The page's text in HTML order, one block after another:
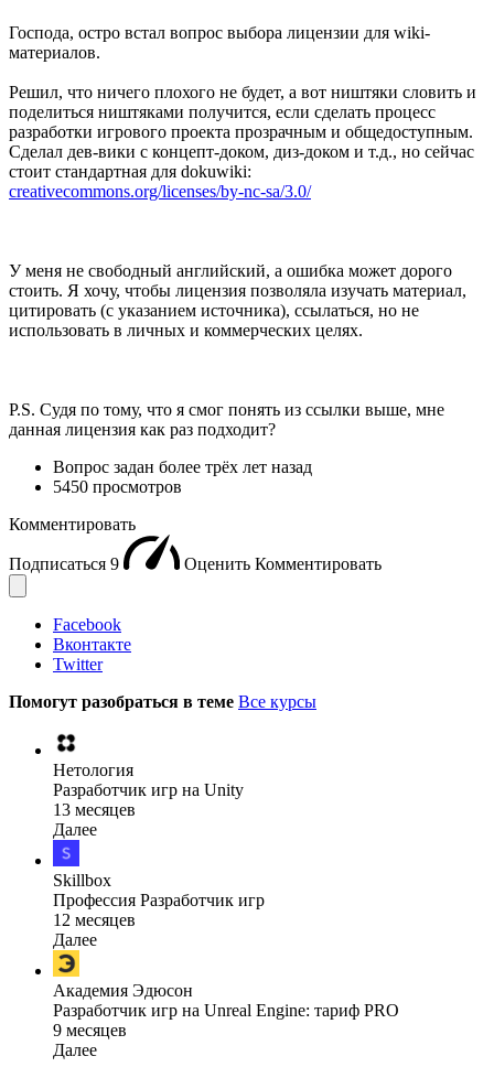
Господа, остро встал вопрос выбора лицензии для wiki-
материалов.
Решил, что ничего плохого не будет, а вот ништяки словить и
поделиться ништяками получится, если сделать процесс
разработки игрового проекта прозрачным и общедоступным.
Сделал дев-вики с концепт-доком, диз-доком и т.д., но сейчас
стоит стандартная для dokuwiki:
creativecommons.org/licenses/by-nc-sa/3.0/
У меня не свободный английский, а ошибка может дорого
стоить. Я хочу, чтобы лицензия позволяла изучать материал,
цитировать (с указанием источника), ссылаться, но не
использовать в личных и коммерческих целях.
P.S. Судя по тому, что я смог понять из ссылки выше, мне
данная лицензия как раз подходит?
Вопрос задан более трёх лет назад
5450 просмотров
Комментировать
Подписаться 9 Оценить Комментировать
Facebook
Вконтакте
Twitter
Помогут разобраться в теме Все курсы
Нетология
Разработчик игр на Unity
13 месяцев
Далее
Skillbox
Профессия Разработчик игр
12 месяцев
Далее
Академия Эдюсон
Разработчик игр на Unreal Engine: тариф PRO
9 месяцев
Далее